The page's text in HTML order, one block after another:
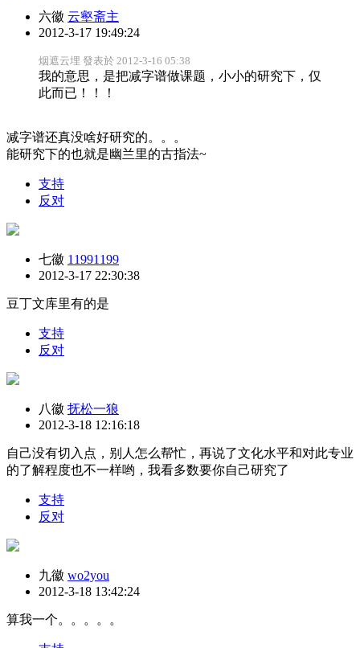
六徽 云壑斋主
2012-3-17 19:49:24
烟遮云埋 發表於 2012-3-16 05:38
我的意思，是把减字谱做课题，小小的研究下，仅
此而已！！！
减字谱还真没啥好研究的。。。
能研究下的也就是幽兰里的古指法~
支持
反对
七徽 11991199
2012-3-17 22:30:38
豆丁文库里有的是
支持
反对
八徽 抚松一狼
2012-3-18 12:16:18
自己没有切入点，别人怎么帮忙，再说了文化水平和对此专业
的了解程度也不一样哟，我看多数要你自己研究了
支持
反对
九徽 wo2you
2012-3-18 13:42:24
算我一个。。。。。